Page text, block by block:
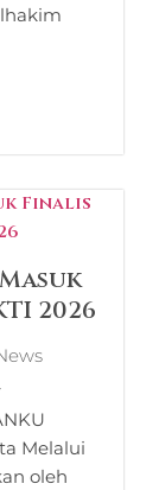
2026
Melalui
oleh